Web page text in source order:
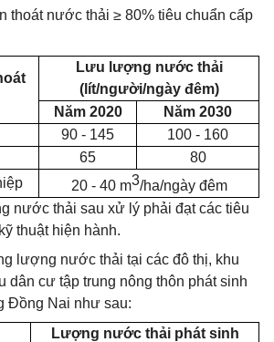
thoátnước thải ≥ 80% tiêu chuẩn cấp
Lưu lượng nước thải
(lít/người/ngày đêm)
Năm 2020
Năm 2030
90 - 145
100 - 160
65
80
20 - 40 m3/ha/ngày đêm
nước thải sau xử lý phải đạt các tiêu
thuật hiện hành.
lượng nước thải tại các đô thị, khu
dân cư tập trung nông thôn phát sinh
Đồng Nai như sau:
Lượng nước thải phát sinh